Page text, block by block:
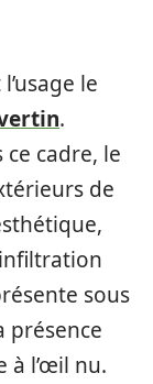
le
.
cadre, le
de
sous
présence
à l’œil nu.